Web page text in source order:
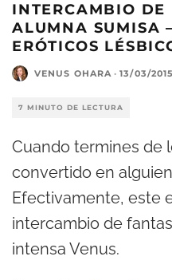
INTERCAMBIO
ALUMNA SUMISA
ERÓTICOS
VENUS OHARA · 13/03/2015
7 MINUTO DE LECTURA
Cuando termines de
convertido en
Efectivamente, este
intercambio de
intensa Venus.